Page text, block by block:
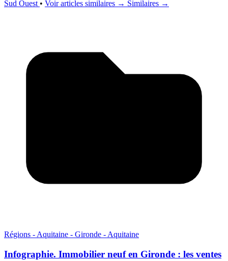
Sud Ouest • Voir articles similaires → Similaires →
Régions - Aquitaine - Gironde - Aquitaine
Infographie. Immobilier neuf en Gironde : les ventes